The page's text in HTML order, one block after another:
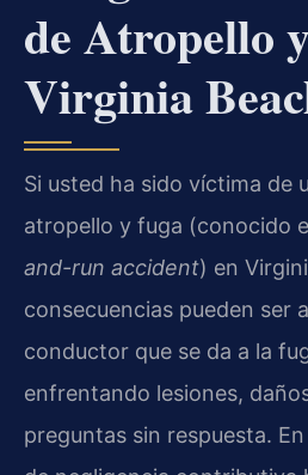
de Atropello
Virginia
Si usted ha sido víctima de
atropello y fuga (conocido
and-run accident) en
consecuencias pueden ser
conductor que se da a la
enfrentando lesiones,
preguntas sin respuesta.